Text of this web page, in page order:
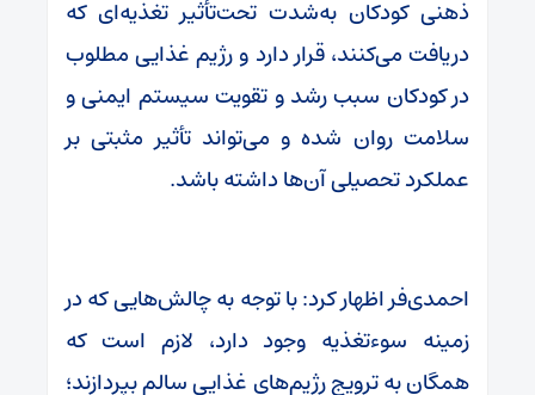
ذهنی کودکان به‌شدت تحت‌تأثیر تغذیه‌ای که
دریافت می‌کنند، قرار دارد و رژیم غذایی مطلوب
در کودکان سبب رشد و تقویت سیستم ایمنی و
سلامت روان شده و می‌تواند تأثیر مثبتی بر
عملکرد تحصیلی آن‌ها داشته باشد.
احمدی‌فر اظهار کرد: با توجه به چالش‌هایی که در
زمینه سوءتغذیه وجود دارد، لازم است که
همگان به ترویج رژیم‌های غذایی سالم بپردازند؛